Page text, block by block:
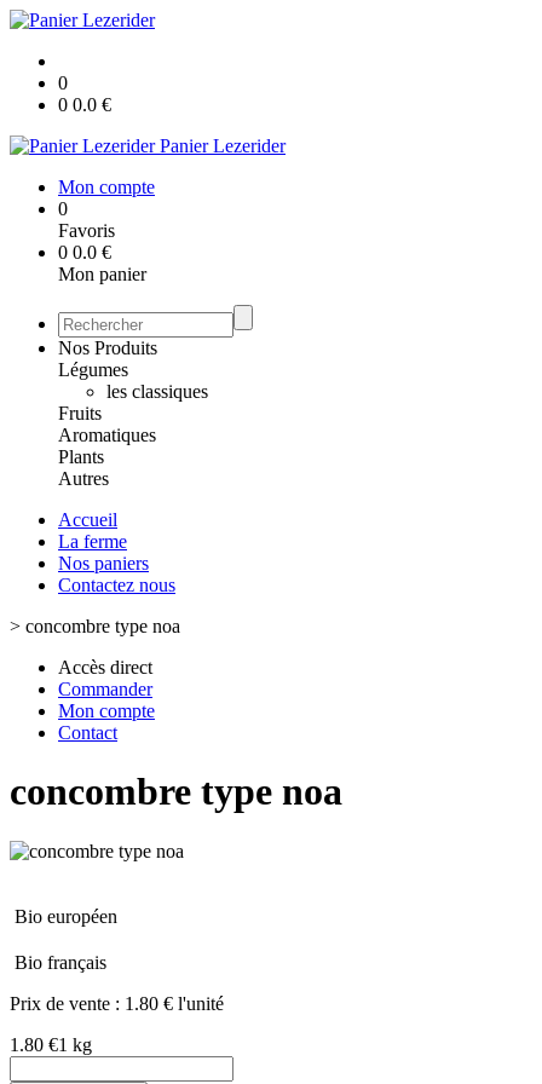
0
0 0.0 €
Panier Lezerider
Mon compte
0
Favoris
0 0.0 €
Mon panier
Nos Produits
Légumes
les classiques
Fruits
Aromatiques
Plants
Autres
Accueil
La ferme
Nos paniers
Contactez nous
> concombre type noa
Accès direct
Commander
Mon compte
Contact
concombre type noa
Bio européen
Bio français
Prix de vente : 1.80 € l'unité
1.80 €1 kg